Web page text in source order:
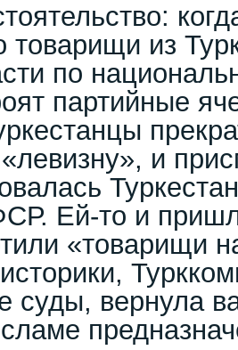
товарищи из
по
партийные
и
Ей-то и
«товарищи
суды, вернула